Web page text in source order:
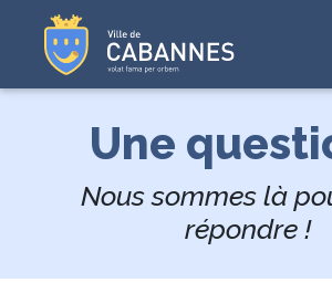
Une
Nous sommes là
répondre !